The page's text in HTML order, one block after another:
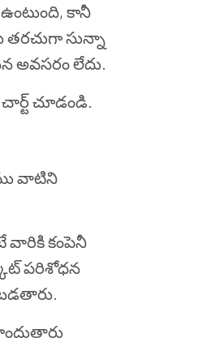
కానీ
తరచుగా సున్నా
అవసరం లేదు.
చూడండి.
వాటిని
వారికి కంపెనీ
పరిశోధన